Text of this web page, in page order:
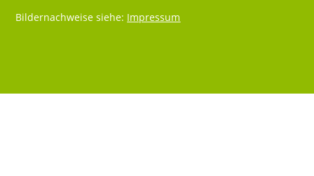
Bildernachweise siehe: Impressum